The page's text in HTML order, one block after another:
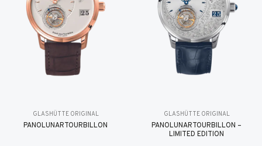
GLASHÜTTE ORIGINAL
PANOLUNARTOURBILLON
GLASHÜTTE ORIGINAL
PANOLUNARTOURBILLON –
LIMITED EDITION